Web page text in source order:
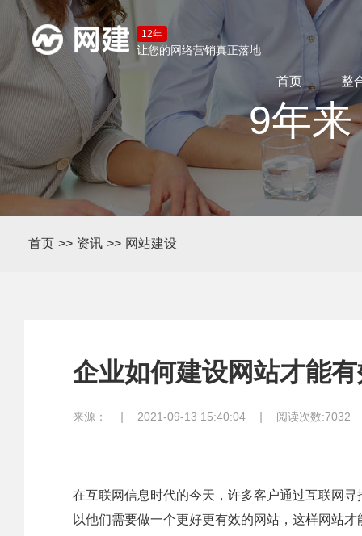
12年
让您的网络营销真正落地
首页 整
9年
首页 >> 资讯 >> 网站建设
企业如何建设网站才能
来源： | 2021-09-13 15:40:04 | 阅读次数:7032
在互联网信息时代的今天，许多客户通过互联网
以他们需要做一个更好更有效的网站，这样网站